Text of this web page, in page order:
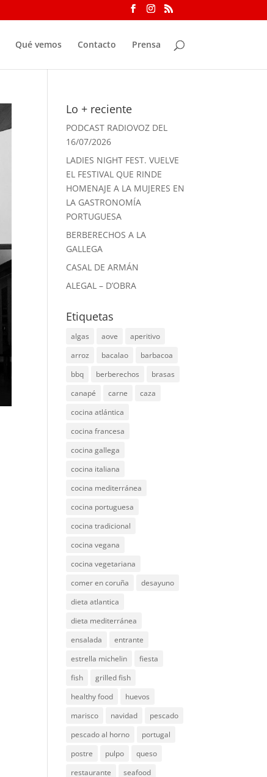
Qué vemos Contacto Prensa
Lo + reciente
PODCAST RADIOVOZ DEL
16/07/2026
LADIES NIGHT FEST. VUELVE
EL FESTIVAL QUE RINDE
HOMENAJE A LA MUJERES EN
LA GASTRONOMÍA
PORTUGUESA
BERBERECHOS A LA
GALLEGA
CASAL DE ARMÁN
ALEGAL – D’OBRA
Etiquetas
algas aove
aperitivo
arroz
bacalao
barbacoa
bbq
berberechos
brasas
canapé
carne
caza
cocina atlántica
cocina francesa
cocina gallega
cocina italiana
cocina mediterránea
cocina portuguesa
cocina tradicional
cocina vegana
cocina vegetariana
comer en coruña
desayuno
dieta atlantica
dieta mediterránea
ensalada
entrante
estrella michelin
fiesta
fish
grilled fish
healthy food
huevos
marisco
navidad
pescado
pescado al horno
portugal
postre
pulpo
queso
restaurante
seafood